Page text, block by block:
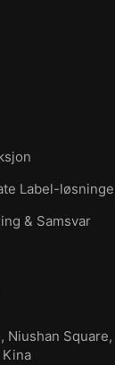
Label-
& Samsvar
Niushan Square,
Kina